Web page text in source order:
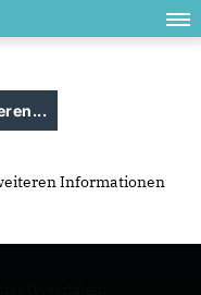
Informationen